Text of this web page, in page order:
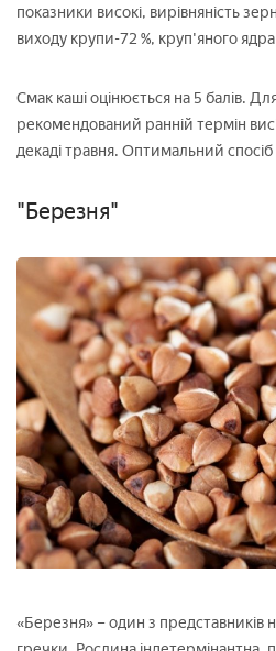
показники високі, вирівняність
виходу крупи-72 %, круп'яного ядра
Смак каші оцінюється на 5 балів.
рекомендований ранній термін
декаді травня. Оптимальний
"Березня"
«Березня» – один з представників